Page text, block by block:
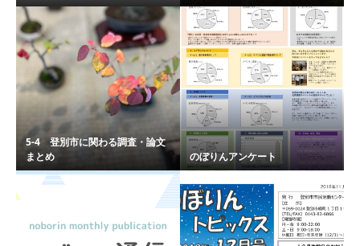
5-4 登別市に関わる調査・論文
まとめ
のぼりんアンケート